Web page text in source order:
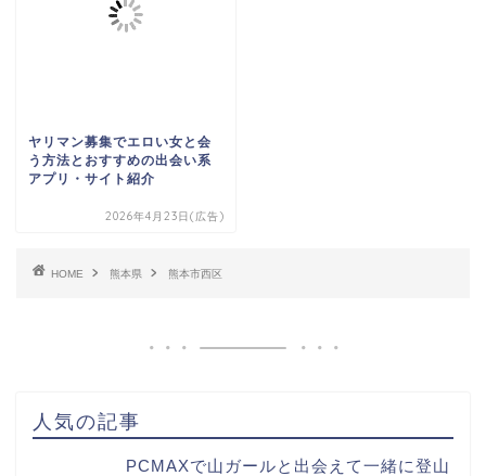
ヤリマン募集でエロい女と会
う方法とおすすめの出会い系
アプリ・サイト紹介
2026年4月23日(広告)
HOME 熊本県 熊本市西区
人気の記事
PCMAXで山ガールと出会えて一緒に登山